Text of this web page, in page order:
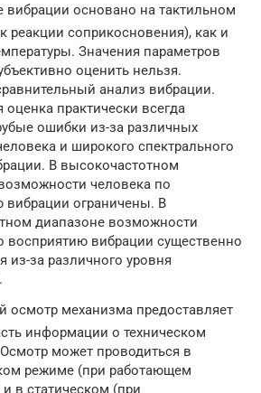
вибрации основано на тактильном
реакции соприкосновения), как и
Значения параметров
оценить нельзя.
анализ вибрации.
практически всегда
ошибки из-за различных
и широкого спектрального
В высокочастотном
человека по
вибрации ограничены. В
диапазоне возможности
восприятию вибрации существенно
из-за различного уровня
осмотр механизма предоставляет
информации о техническом
может проводиться в
режиме (при работающем
в статическом (при